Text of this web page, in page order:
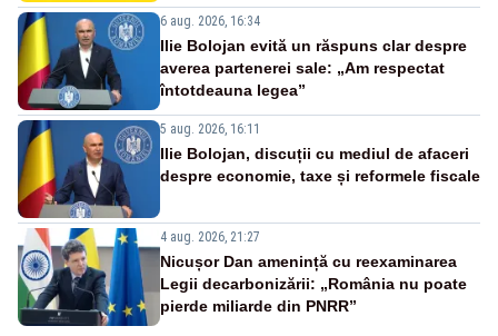
6 aug. 2026, 16:34
Ilie Bolojan evită un răspuns clar despre
averea partenerei sale: „Am respectat
întotdeauna legea”
5 aug. 2026, 16:11
Ilie Bolojan, discuții cu mediul de afaceri
despre economie, taxe și reformele fiscale
4 aug. 2026, 21:27
Nicușor Dan amenință cu reexaminarea
Legii decarbonizării: „România nu poate
pierde miliarde din PNRR”